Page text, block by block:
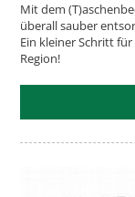
Mit dem
überall sauber
Ein kleiner Schritt
Region!